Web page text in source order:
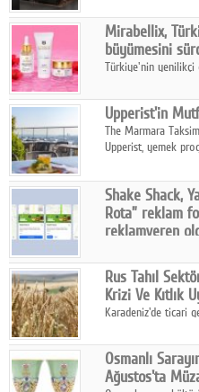
kontrol ünitesi
Mirabellix,
büyümesini
Türkiye'nin yenilikçi
ürünleriyle hem yurt
büyümesini
Upperist'in
The Marmara
Upperist, yemek
Shake Shack,
Rota” reklam
reklamveren
artırmak amacıyla
Yandex Maps &
kullanan ilk marka
Rus Tahıl
Krizi Ve Kıtlık
Karadeniz'de ticari
geçirdi.
Osmanlı
Ağustos'ta